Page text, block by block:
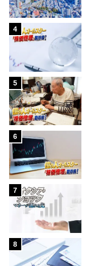
4
5
6
7
8